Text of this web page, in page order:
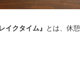
イクタイム』
とは、休